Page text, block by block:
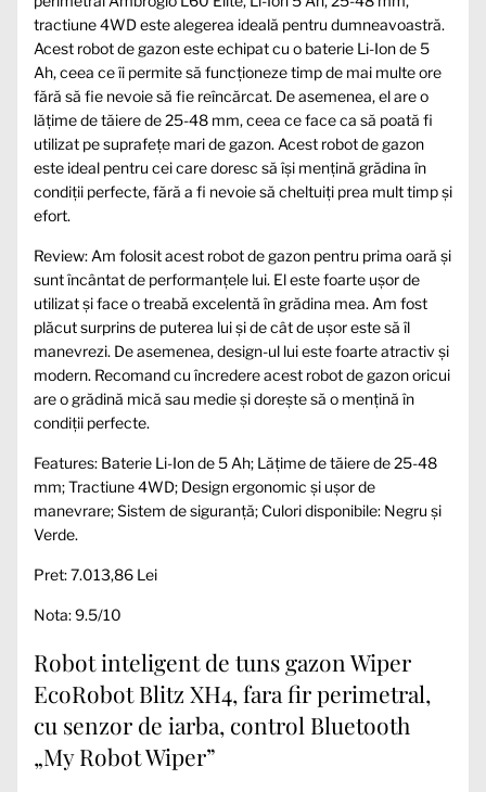
tractiune 4WD este alegerea ideală pentru dumneavoastră.
Acest robot de gazon este echipat cu o baterie Li-Ion de 5
Ah, ceea ce îi permite să funcționeze timp de mai multe ore
fără să fie nevoie să fie reîncărcat. De asemenea, el are o
lățime de tăiere de 25-48 mm, ceea ce face ca să poată fi
utilizat pe suprafețe mari de gazon. Acest robot de gazon
este ideal pentru cei care doresc să își mențină grădina în
condiții perfecte, fără a fi nevoie să cheltuiți prea mult timp și
efort.
Review: Am folosit acest robot de gazon pentru prima oară și
sunt încântat de performanțele lui. El este foarte ușor de
utilizat și face o treabă excelentă în grădina mea. Am fost
plăcut surprins de puterea lui și de cât de ușor este să îl
manevrezi. De asemenea, design-ul lui este foarte atractiv și
modern. Recomand cu încredere acest robot de gazon oricui
are o grădină mică sau medie și dorește să o mențină în
condiții perfecte.
Features: Baterie Li-Ion de 5 Ah; Lățime de tăiere de 25-48
mm; Tractiune 4WD; Design ergonomic și ușor de
manevrare; Sistem de siguranță; Culori disponibile: Negru și
Verde.
Pret: 7.013,86 Lei
Nota: 9.5/10
Robot inteligent de tuns gazon Wiper
EcoRobot Blitz XH4, fara fir perimetral,
cu senzor de iarba, control Bluetooth
„My Robot Wiper”